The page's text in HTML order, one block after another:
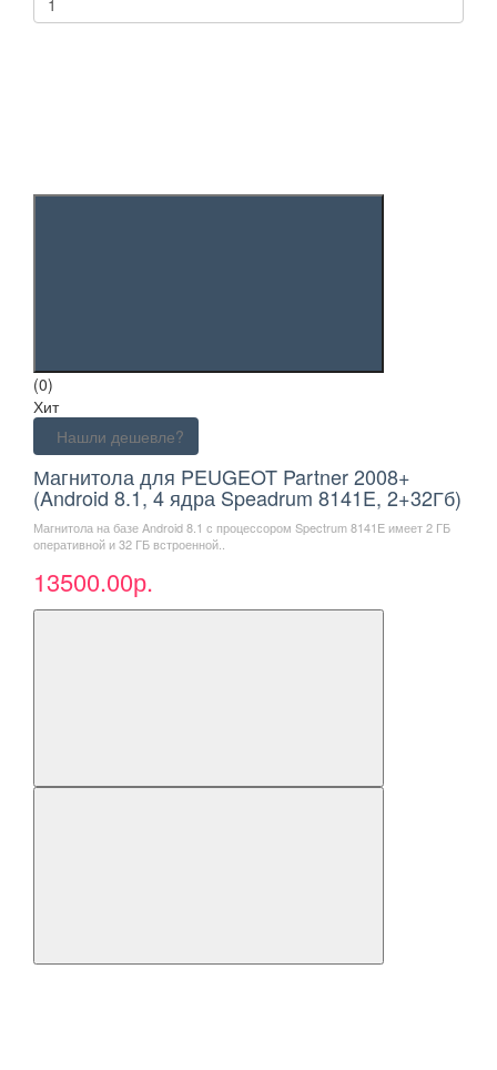
(0)
Хит
Нашли дешевле?
Магнитола для PEUGEOT Partner 2008+
(Android 8.1, 4 ядра Speadrum 8141E, 2+32Гб)
Магнитола на базе Android 8.1 с процессором Spectrum 8141E имеет 2 ГБ
оперативной и 32 ГБ встроенной..
13500.00р.